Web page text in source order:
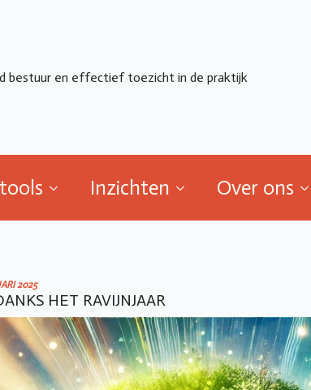
bestuur en effectief toezicht in de praktijk
Inzichten Over ons
2025
HET RAVIJNJAAR